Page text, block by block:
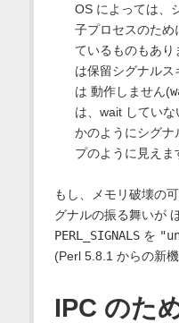
OS によっては、
子プロセスのため
ているものもあ
は保留シグナル
は 動作しません(
は、wait してい
かのようにシグナ
プのように見えま
もし、メモリ破壊の
グナルの振る舞いが
PERL_SIGNALSを
(Perl 5.8.1 からの新機
IPC のた